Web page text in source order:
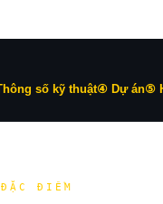
số kỹ thuật④ Dự án⑤
ĐIỂM